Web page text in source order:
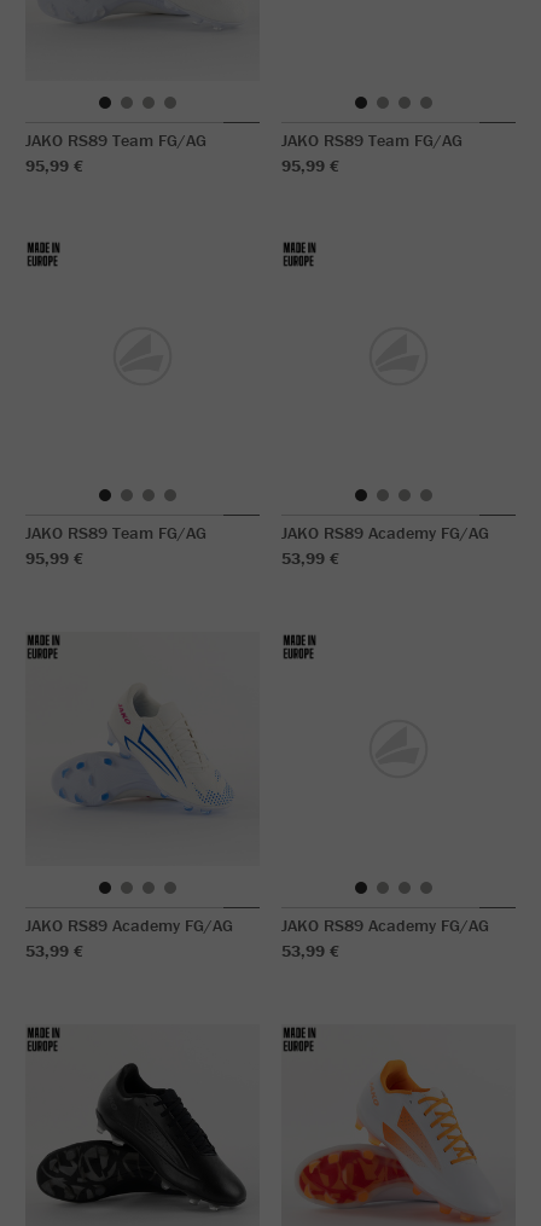
JAKO RS89 Team FG/AG
95,99 €
JAKO RS89 Team FG/AG
95,99 €
JAKO RS89 Team FG/AG
95,99 €
JAKO RS89 Academy FG/AG
53,99 €
JAKO RS89 Academy FG/AG
53,99 €
JAKO RS89 Academy FG/AG
53,99 €